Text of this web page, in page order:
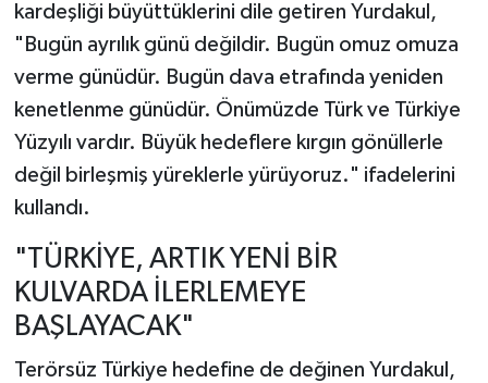
kardeşliği büyüttüklerini dile getiren Yurdakul,
"Bugün ayrılık günü değildir. Bugün omuz omuza
verme günüdür. Bugün dava etrafında yeniden
kenetlenme günüdür. Önümüzde Türk ve Türkiye
Yüzyılı vardır. Büyük hedeflere kırgın gönüllerle
değil birleşmiş yüreklerle yürüyoruz." ifadelerini
kullandı.
"TÜRKİYE, ARTIK YENİ BİR
KULVARDA İLERLEMEYE
BAŞLAYACAK"
Terörsüz Türkiye hedefine de değinen Yurdakul,